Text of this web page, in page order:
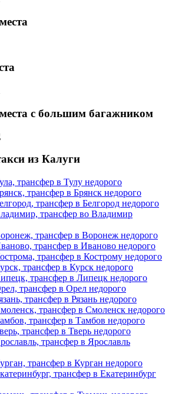
с большим багажником
из Калуги
трансфер в Тулу недорого
трансфер в Брянск недорого
трансфер в Белгород недорого
трансфер во Владимир
трансфер в Воронеж недорого
трансфер в Иваново недорого
трансфер в Кострому недорого
трансфер в Курск недорого
трансфер в Липецк недорого
трансфер в Орел недорого
трансфер в Рязань недорого
трансфер в Смоленск недорого
трансфер в Тамбов недорого
трансфер в Тверь недорого
трансфер в Ярославль
трансфер в Курган недорого
трансфер в Екатеринбург